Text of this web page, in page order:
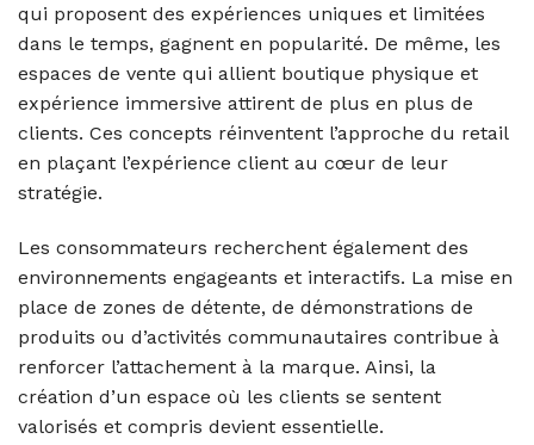
qui proposent des expériences uniques et limitées
dans le temps, gagnent en popularité. De même, les
espaces de vente qui allient boutique physique et
expérience immersive attirent de plus en plus de
clients. Ces concepts réinventent l’approche du retail
en plaçant l’expérience client au cœur de leur
stratégie.
Les consommateurs recherchent également des
environnements engageants et interactifs. La mise en
place de zones de détente, de démonstrations de
produits ou d’activités communautaires contribue à
renforcer l’attachement à la marque. Ainsi, la
création d’un espace où les clients se sentent
valorisés et compris devient essentielle.